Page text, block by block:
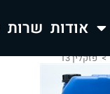
אודות שרות
> פזקלין 13